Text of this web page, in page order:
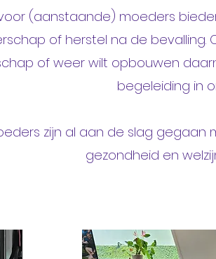
(aanstaande) moeders
of herstel na de bevalling.
of weer wilt opbouwen
begeleiding in
zijn al aan de slag gegaan
gezondheid en